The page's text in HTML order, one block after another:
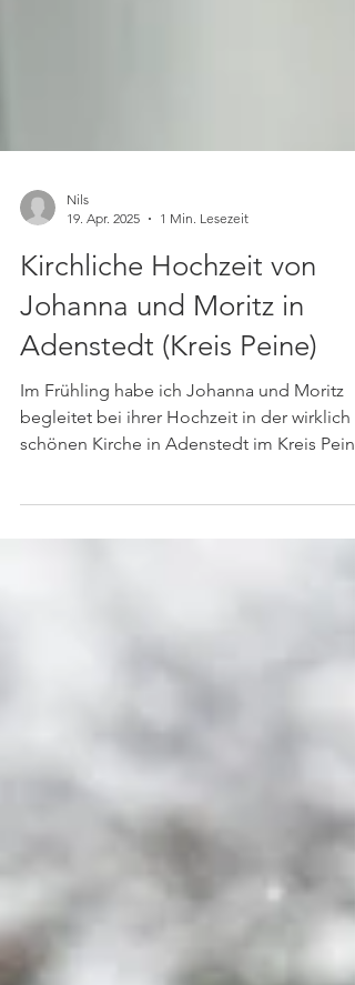
Nils
19. Apr. 2025
1 Min. Lesezeit
Kirchliche Hochzeit von
Johanna und Moritz in
Adenstedt (Kreis Peine)
Im Frühling habe ich Johanna und Moritz